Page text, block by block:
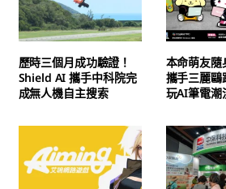
歷時三個月成功驗證！
Shield AI 攜手中科院完
成無人機自主搜索
本命萌友隨
攜手三麗鷗
玩AI筆電潮